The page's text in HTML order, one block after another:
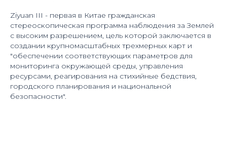
Ziyuan III - первая в Китае гражданская
стереоскопическая программа наблюдения за Землей
с высоким разрешением, цель которой заключается в
создании крупномасштабных трехмерных карт и
"обеспечении соответствующих параметров для
мониторинга окружающей среды, управления
ресурсами, реагирования на стихийные бедствия,
городского планирования и национальной
безопасности".